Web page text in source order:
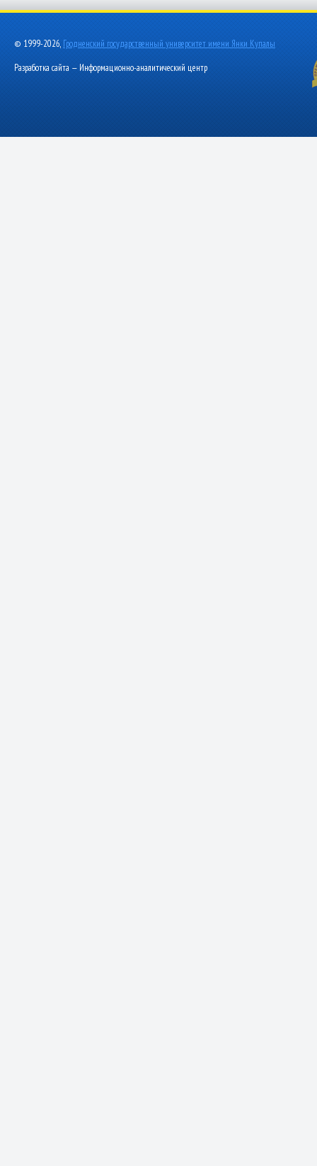
© 1999-2026, Гродненский государственный университет имени Янки Купалы
Разработка сайта — Информационно-аналитический центр